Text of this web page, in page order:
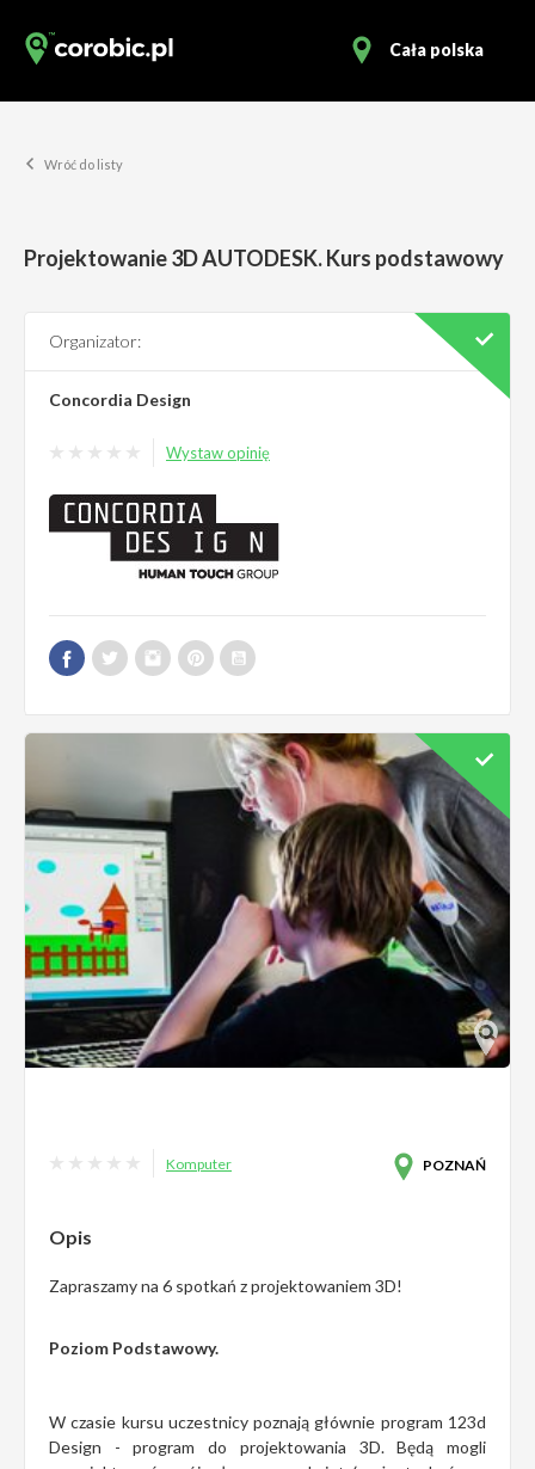
Cała polska
Wróć do listy
Projektowanie 3D AUTODESK. Kurs podstawowy
Organizator:
Concordia Design
Wystaw opinię
Komputer POZNAŃ
Opis
Zapraszamy na 6 spotkań z projektowaniem 3D!
Poziom Podstawowy.
W czasie kursu uczestnicy poznają głównie program 123d
Design - program do projektowania 3D. Będą mogli